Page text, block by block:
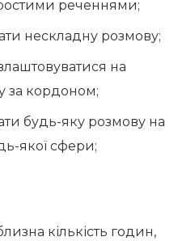
реченнями;
нескладну розмову;
на
за кордоном;
будь-яку розмову на
якої сфери;
кількість годин,